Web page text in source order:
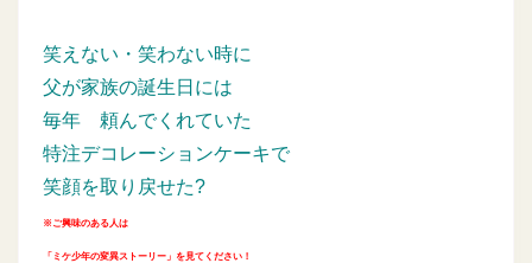
笑えない・笑わない時に
父が家族の誕生日には
毎年 頼んでくれていた
特注デコレーションケーキで
笑顔を取り戻せた?
※ご興味のある人は
「ミケ少年の変異ストーリー」を見てください！